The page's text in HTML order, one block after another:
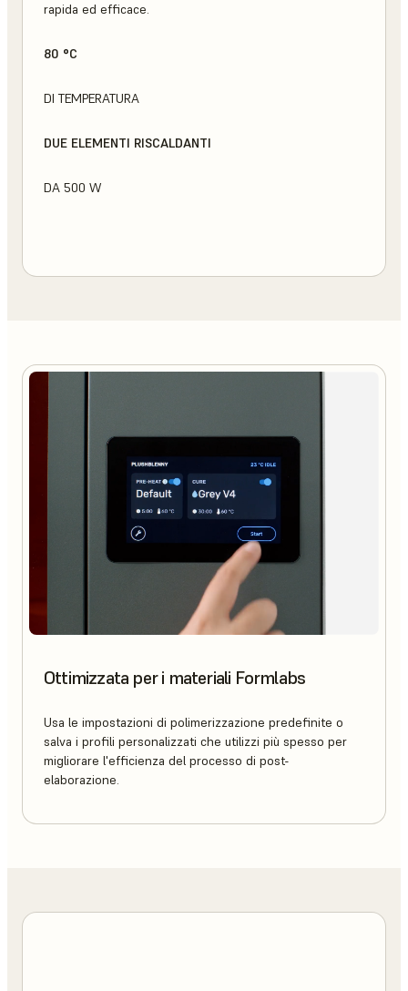
rapida ed efficace.
80 °C
DI TEMPERATURA
DUE ELEMENTI RISCALDANTI
DA 500 W
Ottimizzata per i materiali Formlabs
Usa le impostazioni di polimerizzazione predefinite o
salva i profili personalizzati che utilizzi più spesso per
migliorare l'efficienza del processo di post-
elaborazione.